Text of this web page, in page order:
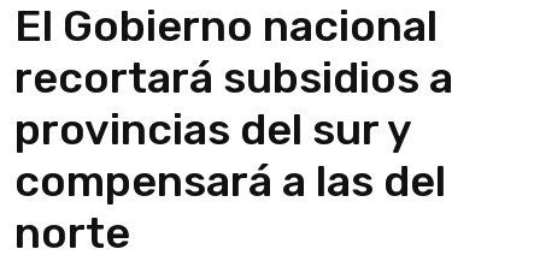
El Gobierno nacional
recortará subsidios a
provincias del sur y
compensará a las del
norte